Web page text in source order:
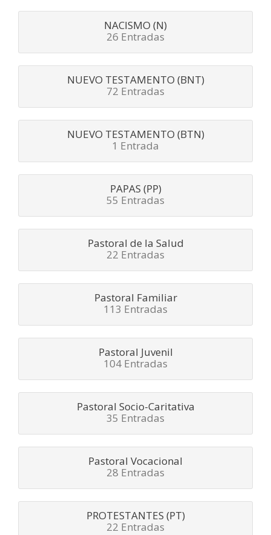
NACISMO (N)
26 Entradas
NUEVO TESTAMENTO (BNT)
72 Entradas
NUEVO TESTAMENTO (BTN)
1 Entrada
PAPAS (PP)
55 Entradas
Pastoral de la Salud
22 Entradas
Pastoral Familiar
113 Entradas
Pastoral Juvenil
104 Entradas
Pastoral Socio-Caritativa
35 Entradas
Pastoral Vocacional
28 Entradas
PROTESTANTES (PT)
22 Entradas